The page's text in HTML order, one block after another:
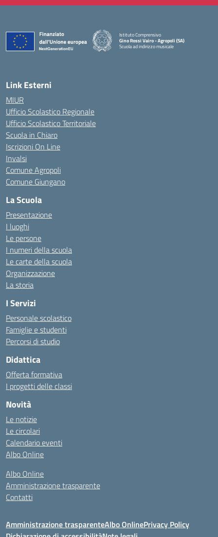
Istituto Comprensivo
Gino Rossi Vairo - Agropoli (SA)
Scuola ad indirizzo musicale
Link Esterni
MIUR
Ufficio Scolastico Regionale
Ufficio Scolastico Territoriale
Scuola in Chiaro
Iscrizioni On Line
Invalsi
Comune Agropoli
Comune Giungano
La Scuola
Presentazione
I luoghi
Le persone
I numeri della scuola
Le carte della scuola
Organizzazione
La storia
I Servizi
Personale scolastico
Famiglie e studenti
Percorsi di studio
Didattica
Offerta formativa
I progetti delle classi
Novità
Le notizie
Le circolari
Calendario eventi
Albo Online
Albo Online
Amministrazione trasparente
Contatti
Amministrazione trasparenteAlbo OnlinePrivacy Policy